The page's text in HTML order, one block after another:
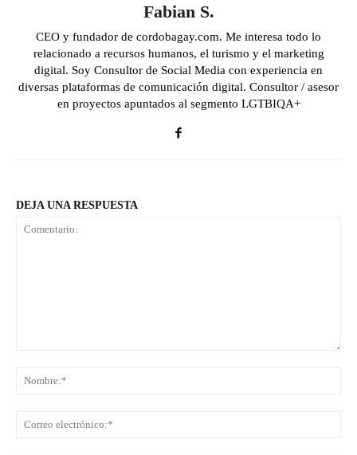
Fabian S.
CEO y fundador de cordobagay.com. Me interesa todo lo
relacionado a recursos humanos, el turismo y el marketing
digital. Soy Consultor de Social Media con experiencia en
diversas plataformas de comunicación digital. Consultor / asesor
en proyectos apuntados al segmento LGTBIQA+
DEJA UNA RESPUESTA